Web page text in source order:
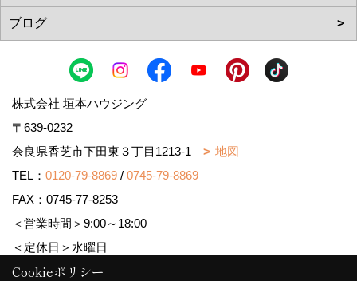
株式会社 垣本ハウジング
〒639-0232
奈良県香芝市下田東３丁目1213-1
地図
TEL： 0120-79-8869 / 0745-79-8869
FAX：0745-77-8253
＜営業時間＞9:00～18:00
＜定休日＞水曜日
Cookieポリシー